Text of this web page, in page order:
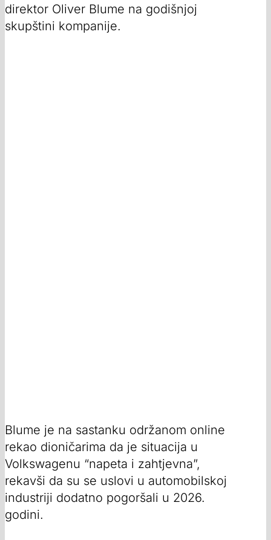
direktor Oliver Blume na godišnjoj
skupštini kompanije.
Blume je na sastanku održanom online
rekao dioničarima da je situacija u
Volkswagenu “napeta i zahtjevna”,
rekavši da su se uslovi u automobilskoj
industriji dodatno pogoršali u 2026.
godini.